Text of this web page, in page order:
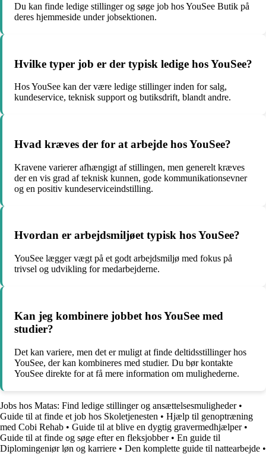
Du kan finde ledige stillinger og søge job hos YouSee Butik på
deres hjemmeside under jobsektionen.
Hvilke typer job er der typisk ledige hos YouSee?
Hos YouSee kan der være ledige stillinger inden for salg,
kundeservice, teknisk support og butiksdrift, blandt andre.
Hvad kræves der for at arbejde hos YouSee?
Kravene varierer afhængigt af stillingen, men generelt kræves
der en vis grad af teknisk kunnen, gode kommunikationsevner
og en positiv kundeserviceindstilling.
Hvordan er arbejdsmiljøet typisk hos YouSee?
YouSee lægger vægt på et godt arbejdsmiljø med fokus på
trivsel og udvikling for medarbejderne.
Kan jeg kombinere jobbet hos YouSee med
studier?
Det kan variere, men det er muligt at finde deltidsstillinger hos
YouSee, der kan kombineres med studier. Du bør kontakte
YouSee direkte for at få mere information om mulighederne.
Jobs hos Matas: Find ledige stillinger og ansættelsesmuligheder•
Guide til at finde et job hos Skoletjenesten • Hjælp til genoptræning
med Cobi Rehab • Guide til at blive en dygtig gravermedhjælper•
Guide til at finde og søge efter en fleksjobber• En guide til
Diplomingeniør løn og karriere • Den komplette guide til nattearbejde •